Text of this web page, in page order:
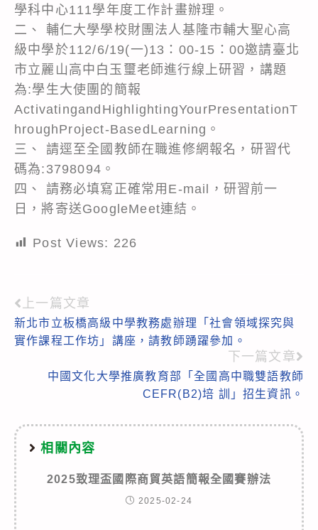
學科中心111學年度工作計畫辦理。
二、 輔仁大學學校財團法人基隆市輔大聖心高
級中學於112/6/19(一)13：00-15：00邀請臺北
市立麗山高中白玉璽老師進行線上研習，講題
為:學生大使團的簡報
ActivatingandHighlightingYourPresentationT
hroughProject-BasedLearning。
三、 請逕至全國教師在職進修網報名，研習代
碼為:3798094。
四、 請務必填寫正確常用E-mail，研習前一
日，將寄送GoogleMeet連結。
Post Views: 226
Read
more
上一篇文章
新北市立板橋高級中學教務處辦理「社會領域探究與
實作課程工作坊」講座，請教師踴躍參加。
下一篇文章
中國文化大學推廣教育部「全國高中職雙語教師
CEFR(B2)培 訓」招生資訊。
相關內容
2025致理盃國際商貿英語簡報全國賽辦法
2025-02-24